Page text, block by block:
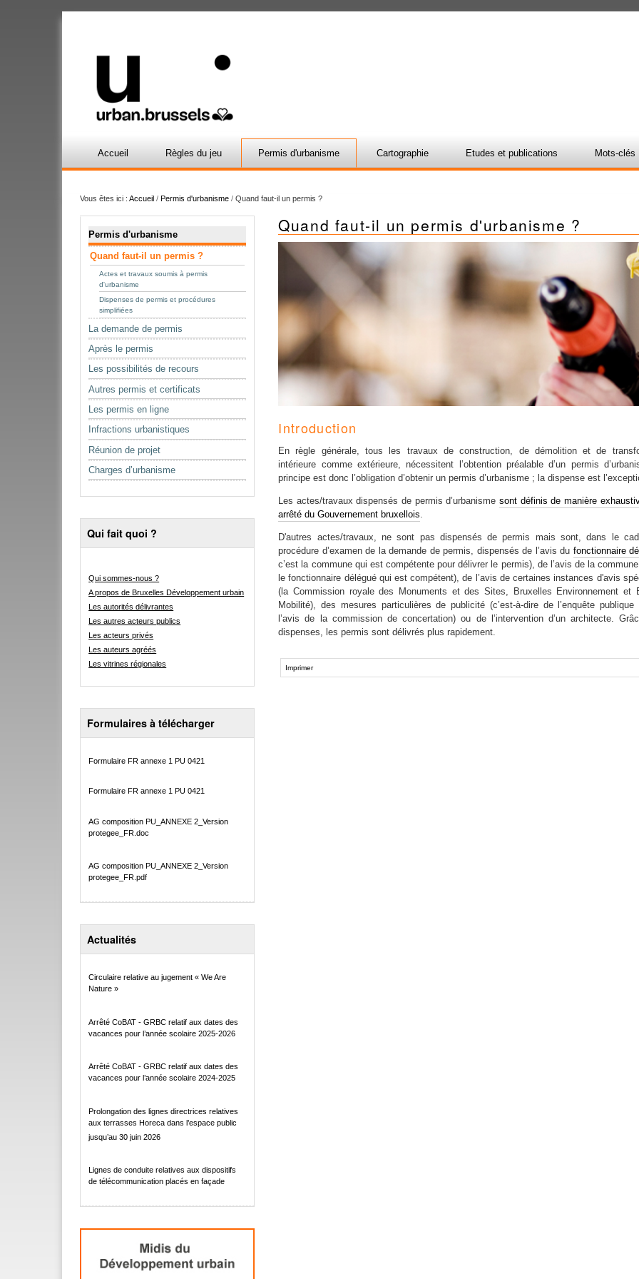
Accueil Règles du jeu Permis d'urbanisme Cartographie Etudes et publications Mots-clés
Vous êtes ici : Accueil / Permis d'urbanisme / Quand faut-il un permis ?
Permis d'urbanisme
Quand faut-il un permis ?
Actes et travaux soumis à permis
d'urbanisme
Dispenses de permis et procédures
simplifiées
La demande de permis
Après le permis
Les possibilités de recours
Autres permis et certificats
Les permis en ligne
Infractions urbanistiques
Réunion de projet
Charges d’urbanisme
Qui fait quoi ?
Qui sommes-nous ?
A propos de Bruxelles Développement urbain
Les autorités délivrantes
Les autres acteurs publics
Les acteurs privés
Les auteurs agréés
Les vitrines régionales
Formulaires à télécharger
Formulaire FR annexe 1 PU 0421
Formulaire FR annexe 1 PU 0421
AG composition PU_ANNEXE 2_Version
protegee_FR.doc
AG composition PU_ANNEXE 2_Version
protegee_FR.pdf
Actualités
Circulaire relative au jugement « We Are
Nature »
Arrêté CoBAT - GRBC relatif aux dates des
vacances pour l’année scolaire 2025-2026
Arrêté CoBAT - GRBC relatif aux dates des
vacances pour l’année scolaire 2024-2025
Prolongation des lignes directrices relatives
aux terrasses Horeca dans l’espace public
jusqu’au 30 juin 2026
Lignes de conduite relatives aux dispositifs
de télécommunication placés en façade
Quand faut-il un permis d'urbanisme ?
Introduction
En règle générale, tous les travaux de construction, de démolition et de
intérieure comme extérieure, nécessitent l’obtention préalable d’un permis
principe est donc l’obligation d’obtenir un permis d’urbanisme ; la dispense est
Les actes/travaux dispensés de permis d’urbanisme sont définis de manière
arrêté du Gouvernement bruxellois.
D'autres actes/travaux, ne sont pas dispensés de permis mais sont, dans le
procédure d’examen de la demande de permis, dispensés de l’avis du fonctionnaire
c’est la commune qui est compétente pour délivrer le permis), de l’avis de la
le fonctionnaire délégué qui est compétent), de l’avis de certaines instances d'avis
(la Commission royale des Monuments et des Sites, Bruxelles Environnement et
Mobilité), des mesures particulières de publicité (c’est-à-dire de l’enquête
l’avis de la commission de concertation) ou de l’intervention d’un architecte.
dispenses, les permis sont délivrés plus rapidement.
Imprimer